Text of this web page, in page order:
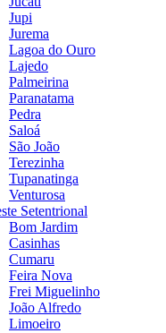
Jupi
Jurema
Lagoa do Ouro
Lajedo
Palmeirina
Paranatama
Pedra
Saloá
São João
Terezinha
Tupanatinga
Venturosa
Setentrional
Bom Jardim
Casinhas
Cumaru
Feira Nova
Frei Miguelinho
João Alfredo
Limoeiro